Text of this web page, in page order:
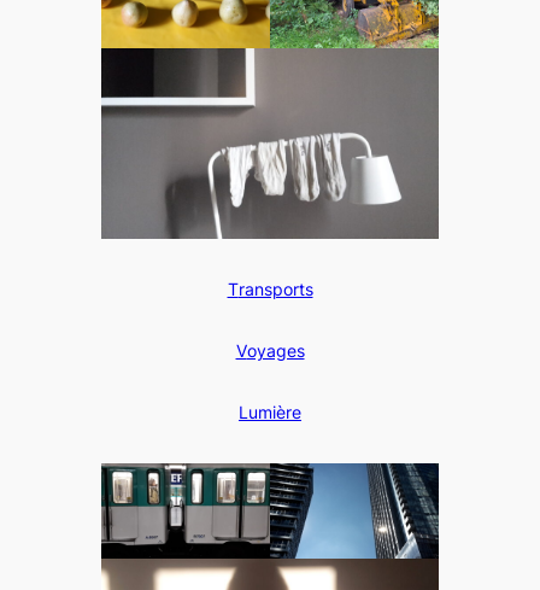
Transports
Voyages
Lumière